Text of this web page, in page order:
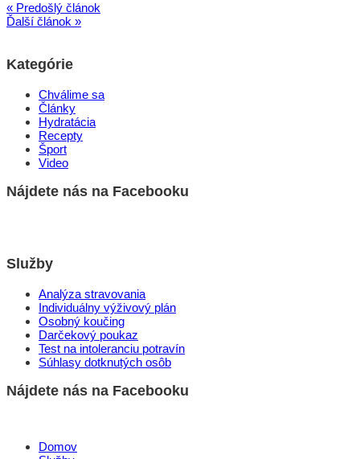
« Predošlý článok
Ďalší článok »
Kategórie
Chválime sa
Články
Hydratácia
Recepty
Šport
Video
Nájdete nás na Facebooku
Služby
Analýza stravovania
Individuálny výživový plán
Osobný koučing
Darčekový poukaz
Test na intoleranciu potravín
Súhlasy dotknutých osôb
Nájdete nás na Facebooku
Domov